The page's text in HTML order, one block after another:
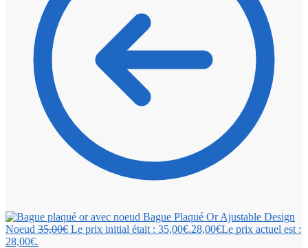
Bague Plaqué Or Ajustable Design
Noeud 35,00€ Le prix initial était : 35,00€.28,00€Le prix actuel est :
28,00€.